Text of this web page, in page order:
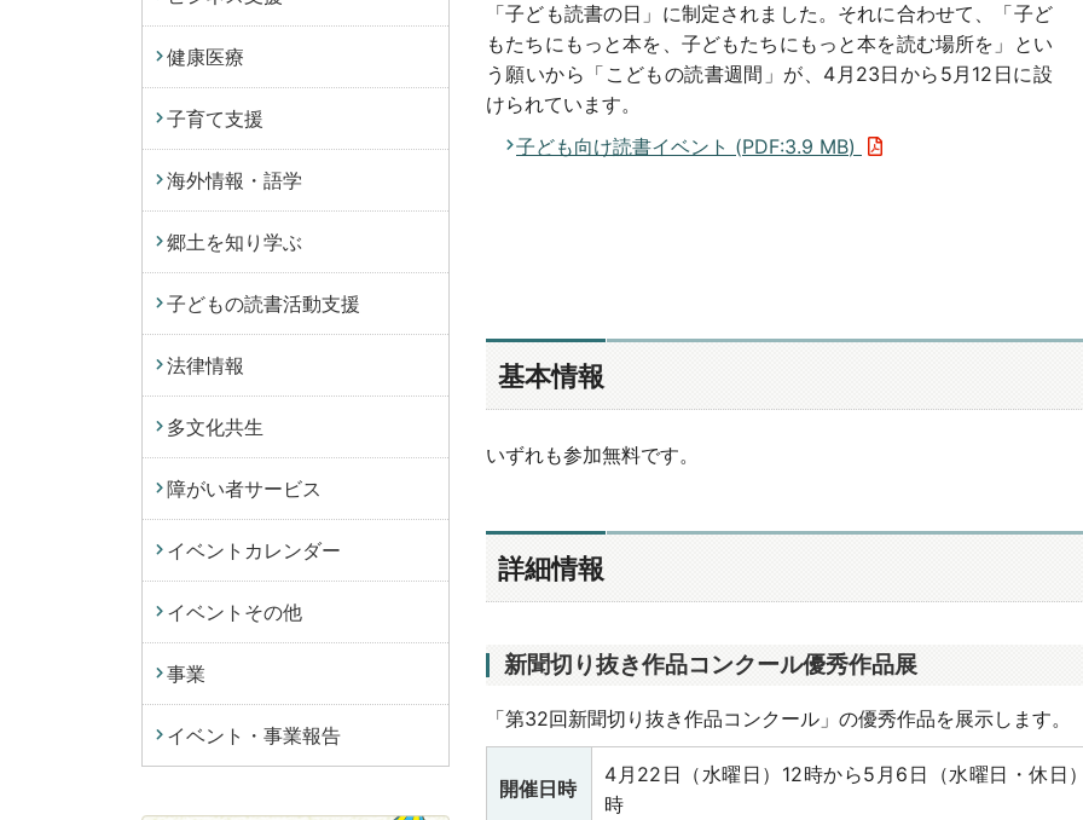
「子ども読書の日」に制定されました。それに合わせて、「子ど
もたちにもっと本を、子どもたちにもっと本を読む場所を」とい
う願いから「こどもの読書週間」が、4月23日から5月12日に設
けられています。
子ども向け読書イベント (PDF:3.9 MB)
基本情報
いずれも参加無料です。
詳細情報
新聞切り抜き作品コンクール優秀作品展
「第32回新聞切り抜き作品コンクール」の優秀作品を展示します。
開催日時
4月22日（水曜日）12時から5月6日（水曜日・休日
時
健康医療
子育て支援
海外情報・語学
郷土を知り学ぶ
子どもの読書活動支援
法律情報
多文化共生
障がい者サービス
イベントカレンダー
イベントその他
事業
イベント・事業報告